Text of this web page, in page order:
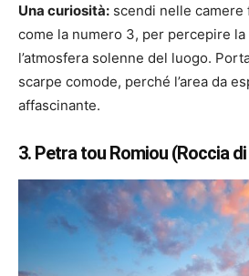
Una curiosità: scendi nelle
come la numero 3, per percepire
l’atmosfera solenne del luogo.
scarpe comode, perché l’area da
affascinante.
3. Petra tou Romiou (Roccia